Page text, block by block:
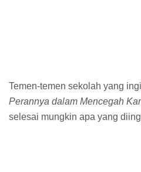
Temen-temen sekolah yang
Perannya dalam Mencegah
selesai mungkin apa yang